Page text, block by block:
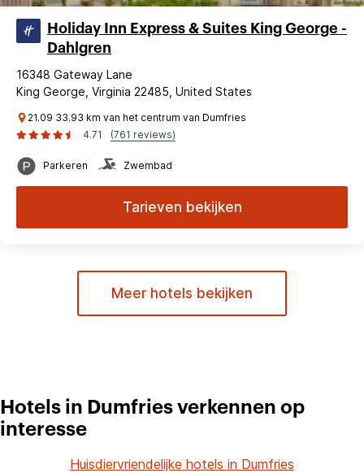
Holiday Inn Express & Suites King George -
Dahlgren
16348 Gateway Lane
King George, Virginia 22485, United States
21.09 33.93 km van het centrum van Dumfries
4.71
(761 reviews)
Parkeren Zwembad
Tarieven bekijken
Meer hotels bekijken
Hotels in Dumfries verkennen op
interesse
Huisdiervriendelijke hotels in Dumfries